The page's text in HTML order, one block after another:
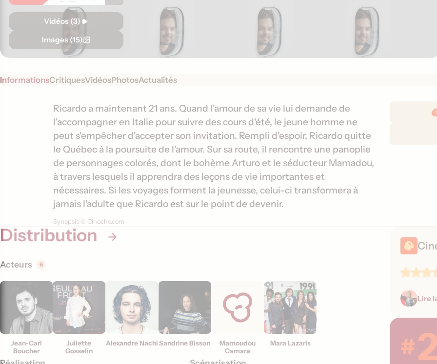
Vidéos (3)
Images (15)
InformationsCritiquesVidéosPhotosActualités
i
o
n
S
y
o
p
s
i
s
Ricardo a maintenant 21 ans. Quand l'amour de sa vie lui demande de
l'accompagner en Italie pour suivre des cours d'été, le jeune homme ne
peut s'empêcher d'accepter son invitation. Rempli d'espoir, Ricardo quitte
le Québec à la poursuite de l'amour. Sur sa route, il rencontre une panoplie
de personnages colorés, dont le bohème Arturo et le séducteur Mamadou,
à travers lesquels il apprendra des leçons de vie importantes et
nécessaires. Si les voyages forment la jeunesse, celui-ci transformera à
jamais l'adulte que Ricardo est sur le point de devenir.
Synopsis © Cinoche.com
Distribution
Acteurs 6
Jean-Carl
Boucher
Juliette
Gosselin
Alexandre Nachi Sandrine Bisson
Mamoudou
Camara
Mara Lazaris
Lire
#